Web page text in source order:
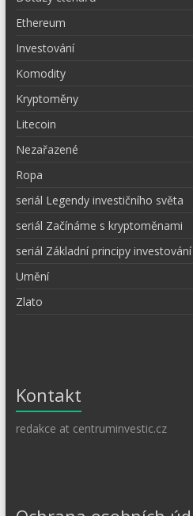
Ethereum
Investování
Komodity
Kryptoměny
Litecoin
Nezařazené
Ropa
seriál Legendy investičního světa
seriál Začínáme s kryptoměnami
seriál Základní principy
Umění
Zlato
Kontakt
redakce at centruminvestic.cz